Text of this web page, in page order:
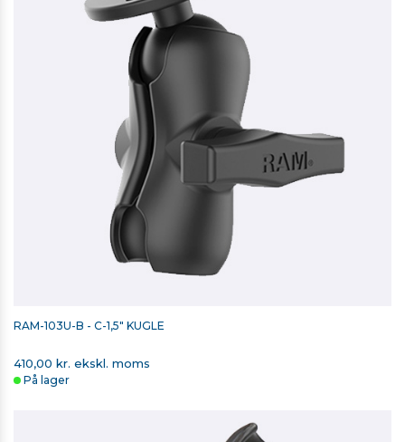
RAM-103U-B - C-1,5" KUGLE
410,00 kr. ekskl. moms
På lager